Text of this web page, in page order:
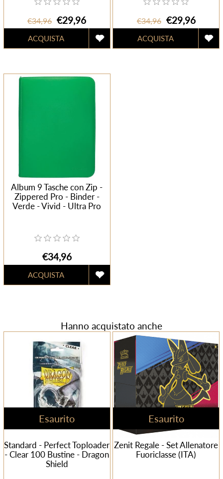
€34,96 €29,96 €34,96 €29,96
Album 9 Tasche con Zip -
Zippered Pro - Binder -
Verde - Vivid - Ultra Pro
€34,96
Hanno acquistato anche
Esaurito
Standard - Perfect Toploader
- Clear 100 Bustine - Dragon
Shield
Esaurito
Zenit Regale - Set Allenatore
Fuoriclasse (ITA)